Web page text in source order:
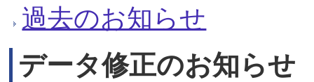
過去のお知らせ
データ修正のお知らせ